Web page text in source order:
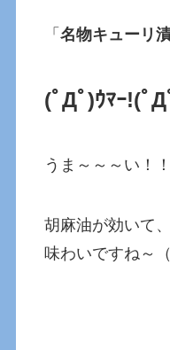
「名物キューリ
(ﾟДﾟ)ｳﾏｰ!(ﾟД
うま～～～い！！
胡麻油が効いて
味わいですね～